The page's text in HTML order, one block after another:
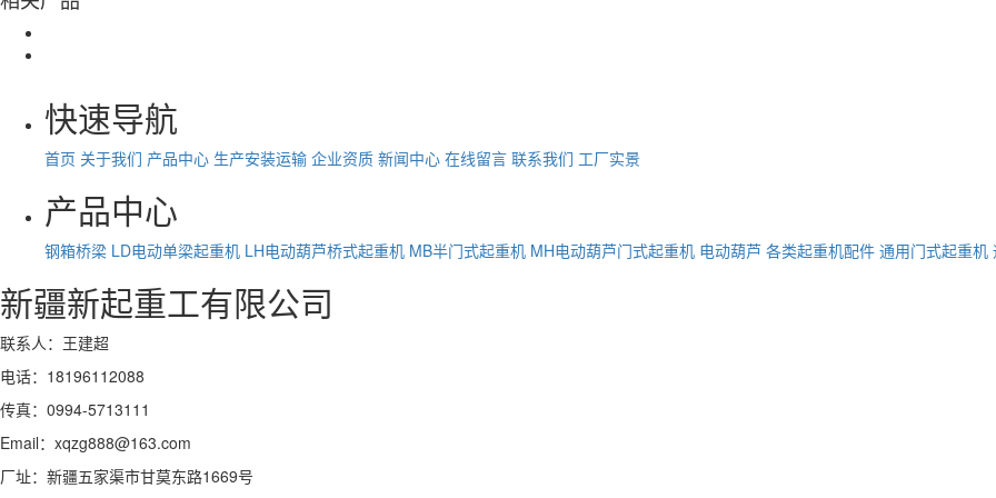
快速导航
首页 关于我们 产品中心 生产安装运输 企业资质 新闻中心 在线留言 联系我们 工厂实景
产品中心
钢箱桥梁 LD电动单梁起重机 LH电动葫芦桥式起重机 MB半门式起重机 MH电动葫芦门式起重机 电动葫芦 各类起重机配件 通用门式起重机
新疆新起重工有限公司
联系人：王建超
电话：18196112088
传真：0994-5713111
Email：xqzg888@163.com
厂址：新疆五家渠市甘莫东路1669号